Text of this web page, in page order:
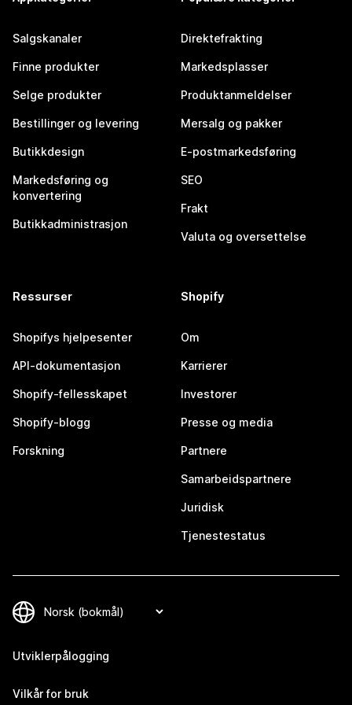
Salgskanaler
Finne produkter
Selge produkter
Bestillinger og levering
Butikkdesign
Markedsføring og
konvertering
Butikkadministrasjon
Direktefrakting
Markedsplasser
Produktanmeldelser
Mersalg og pakker
E-postmarkedsføring
SEO
Frakt
Valuta og oversettelse
Ressurser
Shopifys hjelpesenter
API-dokumentasjon
Shopify-fellesskapet
Shopify-blogg
Forskning
Shopify
Om
Karrierer
Investorer
Presse og media
Partnere
Samarbeidspartnere
Juridisk
Tjenestestatus
Utviklerpålogging
Vilkår for bruk